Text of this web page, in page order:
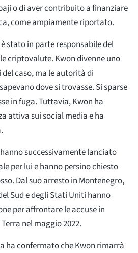
o di aver contribuito a finanziare
come ampiamente riportato.
stato in parte responsabile del
criptovalute. Kwon divenne uno
caso, ma le autorità di
dove si trovasse. Si sparse
in fuga. Tuttavia, Kwon ha
attiva sui social media e ha
successivamente lanciato
per lui e hanno persino chiesto
Dal suo arresto in Montenegro,
Sud e degli Stati Uniti hanno
per affrontare le accuse in
nel maggio 2022.
ha confermato che Kwon rimarrà